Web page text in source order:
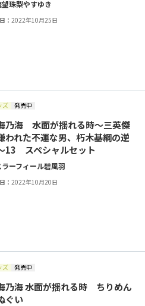
望珠梨やすゆき
：2022年10月25日
ズ 発売中
乃海 水面が揺れる時～三英傑
われた不運な男、朽木基綱の逆
13 スペシャルセット
ラーフィール碧風羽
：2022年10月20日
ズ 発売中
乃海 水面が揺れる時 ちりめん
ぐい